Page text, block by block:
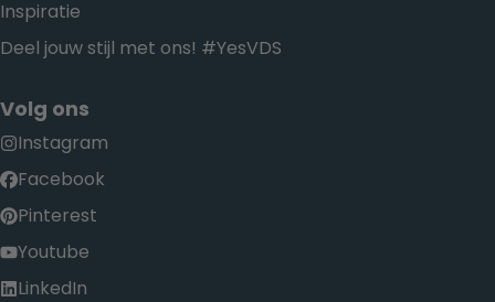
Inspiratie
Deel jouw stijl met ons! #YesVDS
Volg ons
Instagram
Facebook
Pinterest
Youtube
LinkedIn